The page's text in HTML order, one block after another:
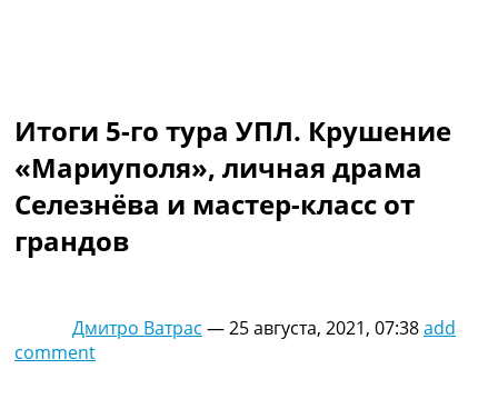
Украина. Первая Лига
Лига Чемпионов
Англия. Премьер Лига
Испания. Ла Лига
Другие Турниры >>>
Таблицы
Лига Чемпионов. Таблицы групп
Итоги 5-го тура УПЛ. Крушение
«Мариуполя», личная драма
Селезнёва и мастер-класс от
грандов
Дмитро Ватрас —25 августа, 2021, 07:38add
comment